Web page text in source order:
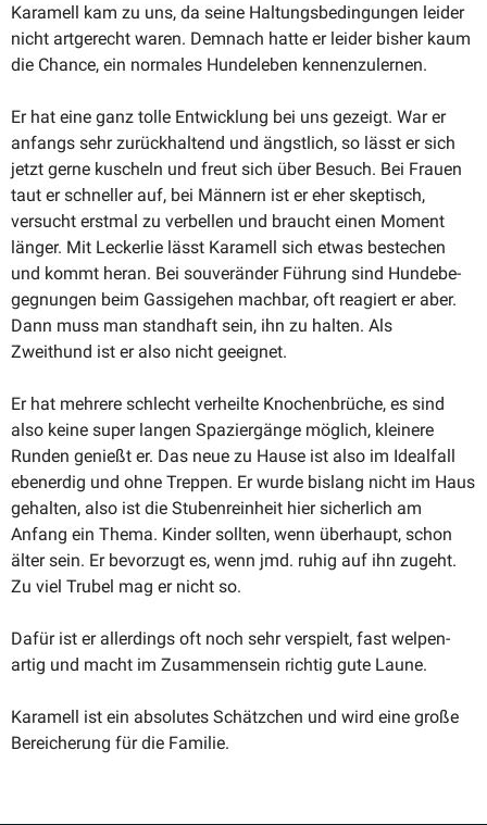
Karamell kam zu uns, da seine Haltungs­be­din­gungen leider
nicht artge­recht waren. Demnach hatte er leider bisher kaum
die Chance, ein normales Hunde­leben kennenzulernen.
Er hat eine ganz tolle Entwicklung bei uns gezeigt. War er
anfangs sehr zurück­haltend und ängstlich, so lässt er sich
jetzt gerne kuscheln und freut sich über Besuch. Bei Frauen
taut er schneller auf, bei Männern ist er eher skeptisch,
versucht erstmal zu verbellen und braucht einen Moment
länger. Mit Leckerlie lässt Karamell sich etwas bestechen
und kommt heran. Bei souve­r­änder Führung sind Hunde­be­
geg­nungen beim Gassi­gehen machbar, oft reagiert er aber.
Dann muss man standhaft sein, ihn zu halten. Als
Zweithund ist er also nicht geeignet.
Er hat mehrere schlecht verheilte Knochen­brüche, es sind
also keine super langen Spazier­gänge möglich, kleinere
Runden genießt er. Das neue zu Hause ist also im Idealfall
ebenerdig und ohne Treppen. Er wurde bislang nicht im Haus
gehalten, also ist die Stuben­reinheit hier sicherlich am
Anfang ein Thema. Kinder sollten, wenn überhaupt, schon
älter sein. Er bevorzugt es, wenn jmd. ruhig auf ihn zugeht.
Zu viel Trubel mag er nicht so.
Dafür ist er aller­dings oft noch sehr verspielt, fast welpen­
artig und macht im Zusam­mensein richtig gute Laune.
Karamell ist ein absolutes Schätzchen und wird eine große
Berei­cherung für die Familie.